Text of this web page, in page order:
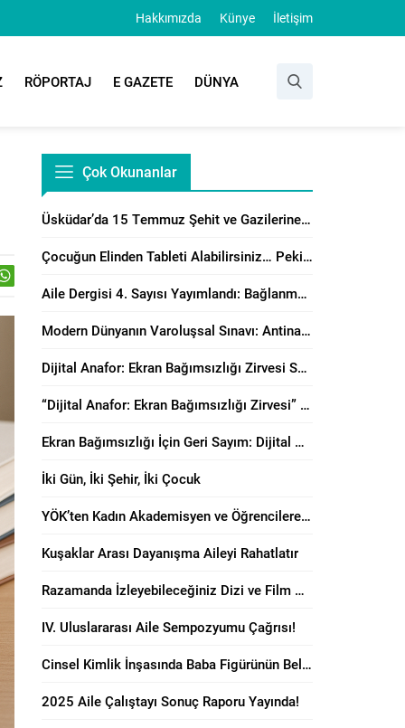
Hakkımızda Künye İletişim
RÖPORTAJ E GAZETE DÜNYA
Çok Okunanlar
Üsküdar’da 15 Temmuz Şehit ve Gazilerine Anlamlı Program
Çocuğun Elinden Tableti Alabilirsiniz… Peki Yerine Ne Vereceksiniz?
Aile Dergisi 4. Sayısı Yayımlandı: Bağlanma, Örgütsel Çatışma Çözümü ve Manevi Danışmanlık Perspektiflerinden Aile Çalışmaları
Modern Dünyanın Varoluşsal Sınavı: Antinatalizm’e Karşı Neslin Muhafazasının Önemi
Dijital Anafor: Ekran Bağımsızlığı Zirvesi Sonuç Bildirisi Yayımlandı!
“Dijital Anafor: Ekran Bağımsızlığı Zirvesi” İstanbul’da Başladı
Ekran Bağımsızlığı İçin Geri Sayım: Dijital Anafor Zirvesi Başlıyor!
İki Gün, İki Şehir, İki Çocuk
YÖK’ten Kadın Akademisyen ve Öğrencilere “Anne Dostu” Karar!
Kuşaklar Arası Dayanışma Aileyi Rahatlatır
Razamanda İzleyebileceğiniz Dizi ve Film Önerileri!
IV. Uluslararası Aile Sempozyumu Çağrısı!
Cinsel Kimlik İnşasında Baba Figürünün Belirleyici Rolü
2025 Aile Çalıştayı Sonuç Raporu Yayında!